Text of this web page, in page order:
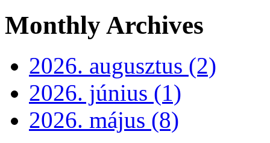
Monthly Archives
2026. augusztus (2)
2026. június (1)
2026. május (8)